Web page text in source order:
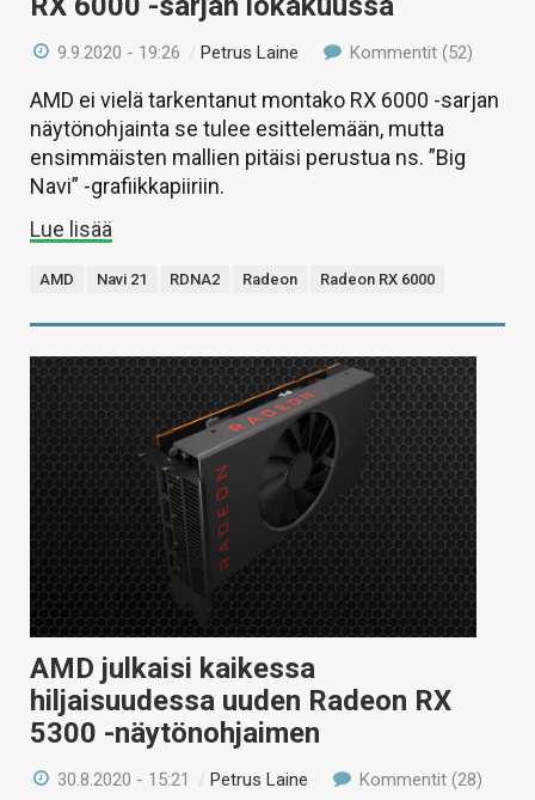
9.9.2020 - 19:26 /Petrus Laine Kommentit (52)
AMD ei vielä tarkentanut montako RX 6000 -sarjan
näytönohjainta se tulee esittelemään, mutta
ensimmäisten mallien pitäisi perustua ns. ”Big
Navi” -grafiikkapiiriin.
Lue lisää
AMD Navi 21 RDNA2 Radeon Radeon RX 6000
AMD julkaisi kaikessa
hiljaisuudessa uuden Radeon RX
5300 -näytönohjaimen
30.8.2020 - 15:21 /Petrus Laine Kommentit (28)